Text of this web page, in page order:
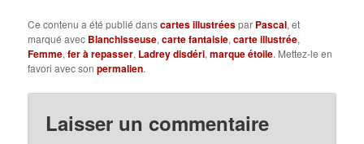
Ce contenu a été publié danscartes illustréespar Pascal, et
marqué avec Blanchisseuse,carte fantaisie,carte illustrée,
Femme,fer à repasser, Ladrey disdéri,marque étoile. Mettez-le en
favori avec sonpermalien.
Laisser un commentaire